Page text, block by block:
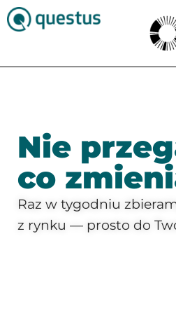
Nie
co
Raz w tygodniu
z rynku — prosto do